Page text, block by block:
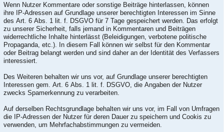
Wenn Nutzer Kommentare oder sonstige Beiträge hinterlassen, können
ihre IP-Adressen auf Grundlage unserer berechtigten Interessen im Sinne
des Art. 6 Abs. 1 lit. f. DSGVO für 7 Tage gespeichert werden. Das erfolgt
zu unserer Sicherheit, falls jemand in Kommentaren und Beiträgen
widerrechtliche Inhalte hinterlässt (Beleidigungen, verbotene politische
Propaganda, etc.). In diesem Fall können wir selbst für den Kommentar
oder Beitrag belangt werden und sind daher an der Identität des Verfassers
interessiert.
Des Weiteren behalten wir uns vor, auf Grundlage unserer berechtigten
Interessen gem. Art. 6 Abs. 1 lit. f. DSGVO, die Angaben der Nutzer
zwecks Spamerkennung zu verarbeiten.
Auf derselben Rechtsgrundlage behalten wir uns vor, im Fall von Umfragen
die IP-Adressen der Nutzer für deren Dauer zu speichern und Cookis zu
verwenden, um Mehrfachabstimmungen zu vermeiden.